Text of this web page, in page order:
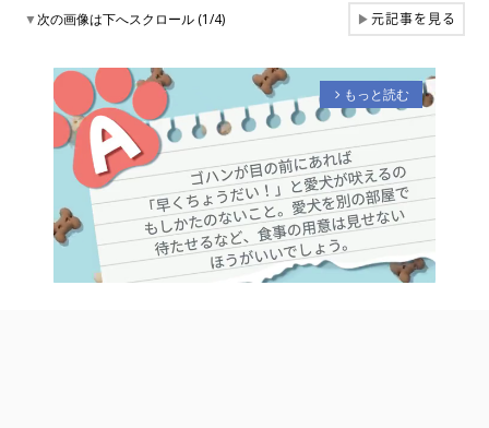
▼次の画像は下へスクロール (1/4) ▶元記事を見る
arrow_forward_ios もっと読む